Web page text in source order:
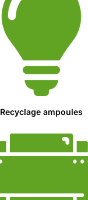
Recyclage ampoules